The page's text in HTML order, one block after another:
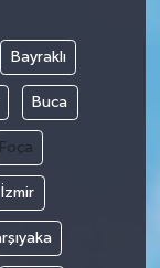
Bayraklı
Buca
Foça
İzmir